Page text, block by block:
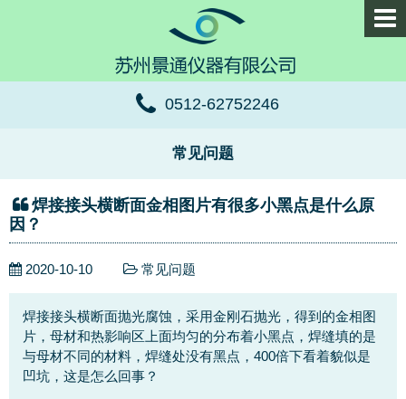
0512-62752246
常见问题
焊接接头横断面金相图片有很多小黑点是什么原
因？
2020-10-10 常见问题
焊接接头横断面抛光腐蚀，采用金刚石抛光，得到的金相图
片，母材和热影响区上面均匀的分布着小黑点，焊缝填的是
与母材不同的材料，焊缝处没有黑点，400倍下看着貌似是
凹坑，这是怎么回事？